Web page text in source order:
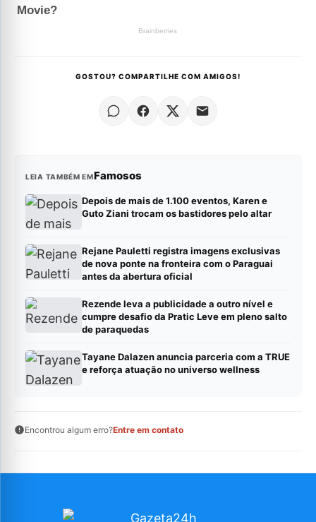
GOSTOU? COMPARTILHE COM AMIGOS!
LEIA TAMBÉM EMFamosos
Depois de mais de 1.100 eventos, Karen e
Guto Ziani trocam os bastidores pelo altar
Rejane Pauletti registra imagens exclusivas
de nova ponte na fronteira com o Paraguai
antes da abertura oficial
Rezende leva a publicidade a outro nível e
cumpre desafio da Pratic Leve em pleno salto
de paraquedas
Tayane Dalazen anuncia parceria com a TRUE
e reforça atuação no universo wellness
Encontrou algum erro?Entre em contato